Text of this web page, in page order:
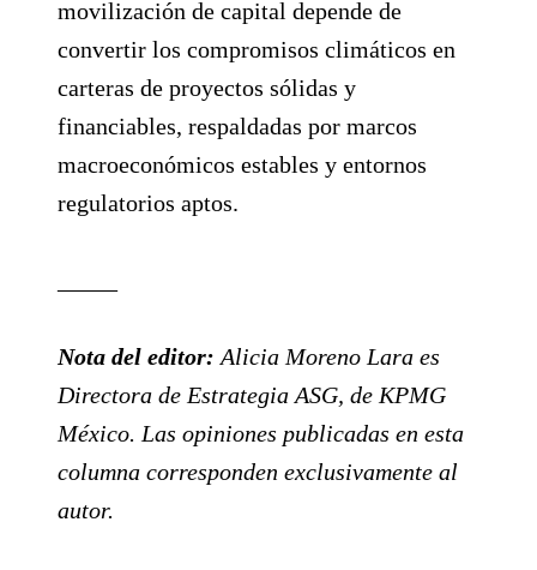
movilización de capital depende de
convertir los compromisos climáticos en
carteras de proyectos sólidas y
financiables, respaldadas por marcos
macroeconómicos estables y entornos
regulatorios aptos.
Nota del editor: Alicia Moreno Lara es
Directora de Estrategia ASG, de KPMG
México. Las opiniones publicadas en esta
columna corresponden exclusivamente al
autor.